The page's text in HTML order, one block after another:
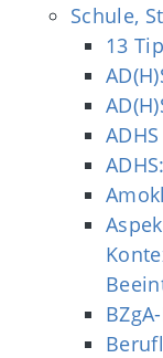
Schule,
13